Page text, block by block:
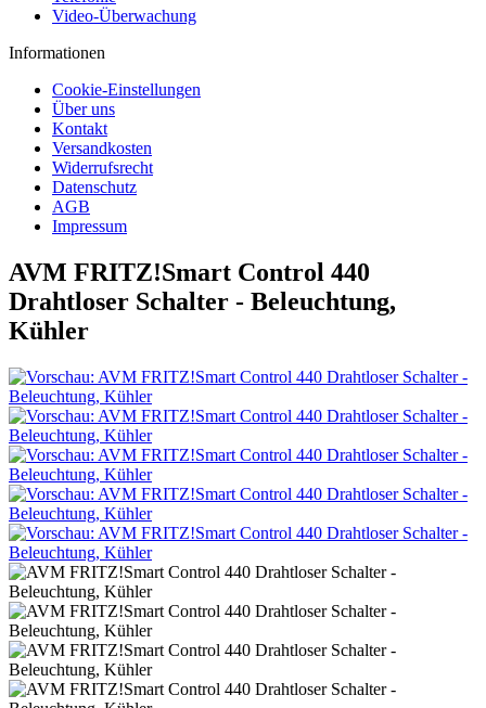
Video-Überwachung
Informationen
Cookie-Einstellungen
Über uns
Kontakt
Versandkosten
Widerrufsrecht
Datenschutz
AGB
Impressum
AVM FRITZ!Smart Control 440
Drahtloser Schalter - Beleuchtung,
Kühler